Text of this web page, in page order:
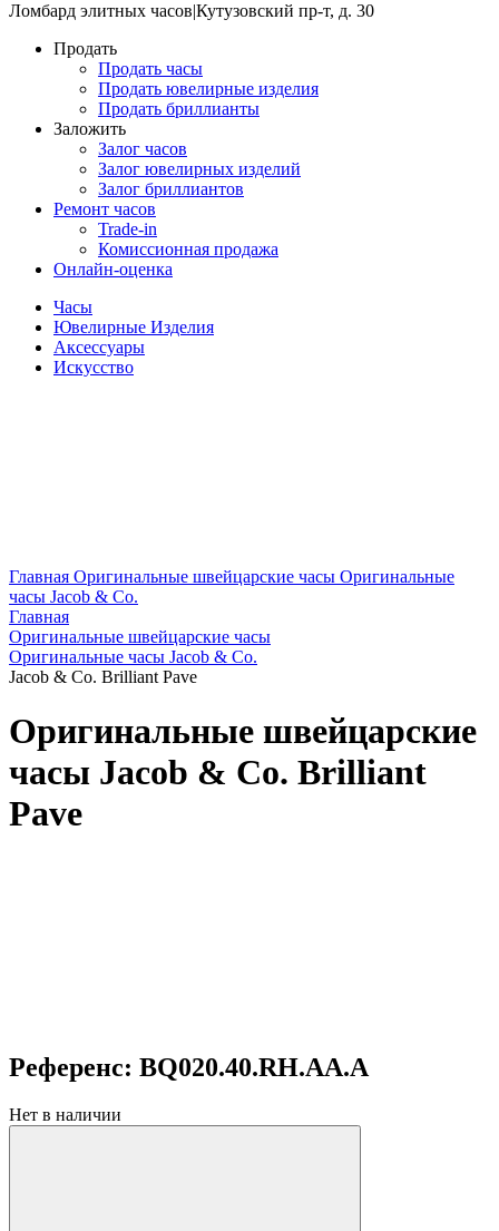
Ломбард элитных часов|Кутузовский пр-т, д. 30
Продать
Продать часы
Продать ювелирные изделия
Продать бриллианты
Заложить
Залог часов
Залог ювелирных изделий
Залог бриллиантов
Ремонт часов
Trade-in
Комиссионная продажа
Онлайн-оценка
Часы
Ювелирные Изделия
Аксессуары
Искусство
Главная Оригинальные швейцарские часы Оригинальные
часы Jacob & Co.
Главная
Оригинальные швейцарские часы
Оригинальные часы Jacob & Co.
Jacob & Co. Brilliant Pave
Оригинальные швейцарские
часы Jacob & Co. Brilliant
Pave
Референс: BQ020.40.RH.AA.A
Нет в наличии